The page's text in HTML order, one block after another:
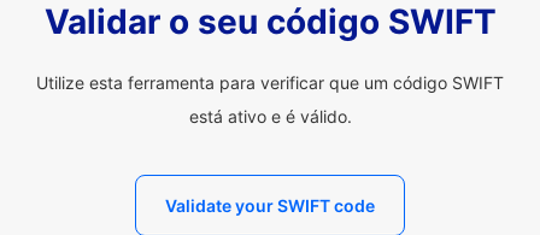
Validar o seu código SWIFT
Utilize esta ferramenta para verificar que um código SWIFT
está ativo e é válido.
Validate your SWIFT code